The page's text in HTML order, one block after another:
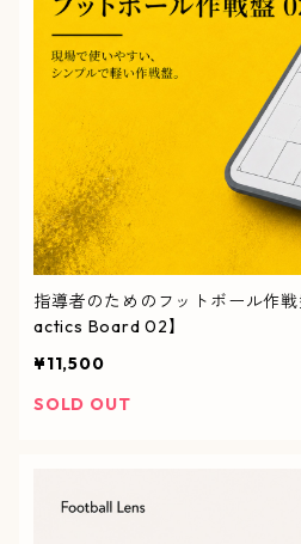
指導者のためのフットボール作
actics Board 02】
¥11,500
SOLD OUT